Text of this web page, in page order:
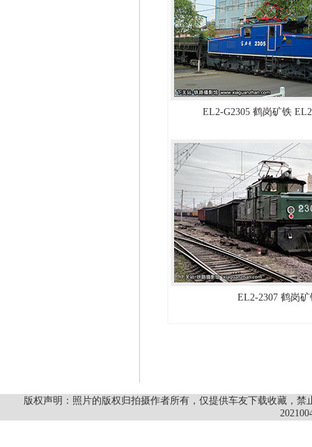
EL2-G2305 鹤岗矿铁
EL2-2307 鹤岗矿
版权声明：照片的版权归拍摄作者所有，仅提供车友下载收藏，